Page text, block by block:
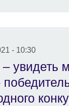
- 10:30
увидеть